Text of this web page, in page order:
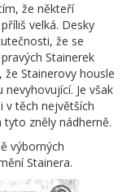
že někteří
velká. Desky
že se
Stainerek
že Stainerovy housle
Je však
v těch největších
tyto zněly nádherně.
výborných
Stainera.